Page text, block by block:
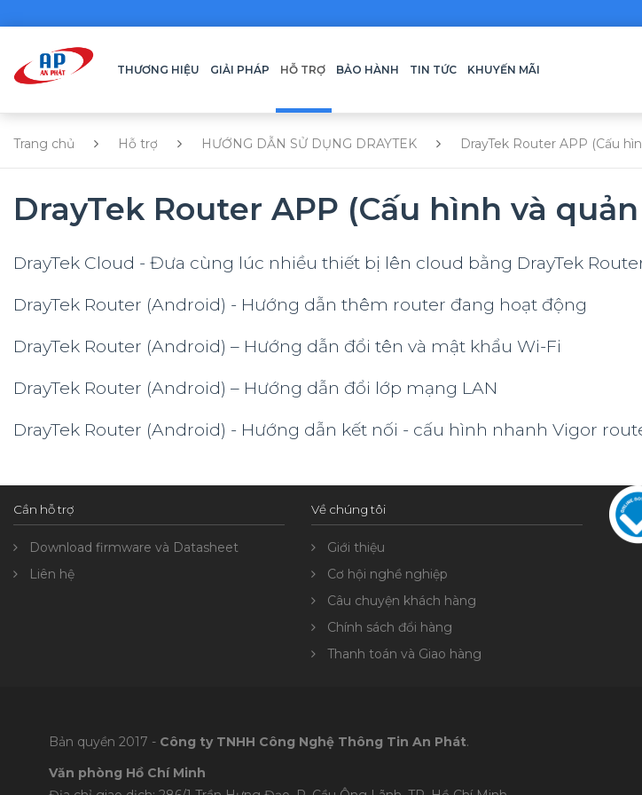
THƯƠNG HIỆU GIẢI PHÁP HỖ TRỢ BẢO HÀNH TIN TỨC KHUYẾN MÃI
Trang chủ Hỗ trợ HƯỚNG DẪN SỬ DỤNG DRAYTEK DrayTek Router APP (Cấu
DrayTek Router APP (Cấu hình và
DrayTek Cloud - Đưa cùng lúc nhiều thiết bị lên cloud bằng DrayTek
DrayTek Router (Android) - Hướng dẫn thêm router đang hoạt động
DrayTek Router (Android) – Hướng dẫn đổi tên và mật khẩu Wi-Fi
DrayTek Router (Android) – Hướng dẫn đổi lớp mạng LAN
DrayTek Router (Android) - Hướng dẫn kết nối - cấu hình nhanh Vigor
Cần hỗ trợ
Download firmware và Datasheet
Liên hệ
Về chúng tôi
Giới thiệu
Cơ hội nghề nghiệp
Câu chuyện khách hàng
Chính sách đổi hàng
Thanh toán và Giao hàng
Bản quyền 2017 - Công ty TNHH Công Nghệ Thông Tin An Phát.
Văn phòng Hồ Chí Minh